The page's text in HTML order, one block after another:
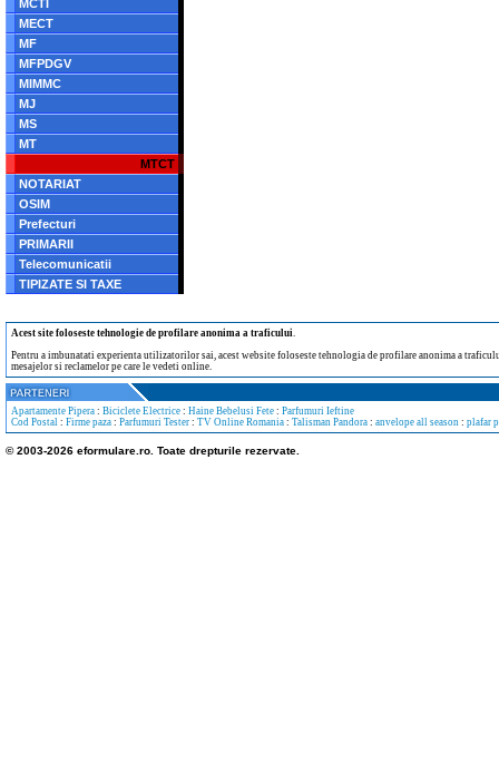
MCTI
MECT
MF
MFPDGV
MIMMC
MJ
MS
MT
MTCT
NOTARIAT
OSIM
Prefecturi
PRIMARII
Telecomunicatii
TIPIZATE SI TAXE
Acest site foloseste tehnologie de profilare anonima a traficului.
Pentru a imbunatati experienta utilizatorilor sai, acest website foloseste tehnologia de profilare anonima a
mesajelor si reclamelor pe care le vedeti online.
Apartamente Pipera : Biciclete Electrice : Haine Bebelusi Fete : Parfumuri Ieftine
Cod Postal : Firme paza : Parfumuri Tester : TV Online Romania : Talisman Pandora : anvelope all season : plafar
© 2003-2026 eformulare.ro. Toate drepturile rezervate.